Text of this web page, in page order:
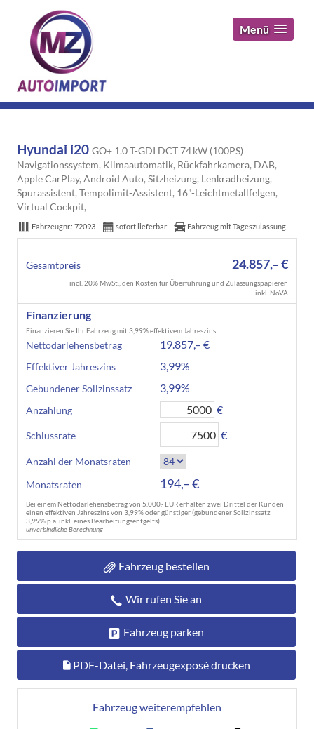
Menü
Hyundai i20 GO+ 1.0 T-GDI DCT 74 kW (100PS)
Navigationssystem, Klimaautomatik, Rückfahrkamera, DAB,
Apple CarPlay, Android Auto, Sitzheizung, Lenkradheizung,
Spurassistent, Tempolimit-Assistent, 16"-Leichtmetallfelgen,
Virtual Cockpit,
Fahrzeugnr.: 72093 sofort lieferbar Fahrzeug mit Tageszulassung
Gesamtpreis 24.857,– €
incl. 20% MwSt., den Kosten für Überführung und Zulassungspapieren
inkl. NoVA
Finanzierung
Finanzieren Sie Ihr Fahrzeug mit 3,99% effektivem Jahreszins.
Nettodarlehensbetrag 19.857,– €
Effektiver Jahreszins 3,99%
Gebundener Sollzinssatz 3,99%
Anzahlung €
Schlussrate €
Anzahl der Monatsraten
Monatsraten
194,– €
Bei einem Nettodarlehensbetrag von 5.000,- EUR erhalten zwei Drittel der Kunden
einen effektiven Jahreszins von 3,99% oder günstiger (gebundener Sollzinssatz
3,99% p.a. inkl. eines Bearbeitungsentgelts).
unverbindliche Berechnung
Fahrzeug bestellen
Wir rufen Sie an
Fahrzeug parken
PDF-Datei, Fahrzeugexposé drucken
Fahrzeug weiterempfehlen